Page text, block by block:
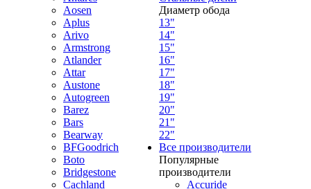
Aosen
Aplus
Arivo
Armstrong
Atlander
Attar
Austone
Autogreen
Barez
Bars
Bearway
BFGoodrich
Boto
Bridgestone
Cachland
Диаметр обода
13"
14"
15"
16"
17"
18"
19"
20"
21"
22"
Все производители
Популярные
производители
Accuride